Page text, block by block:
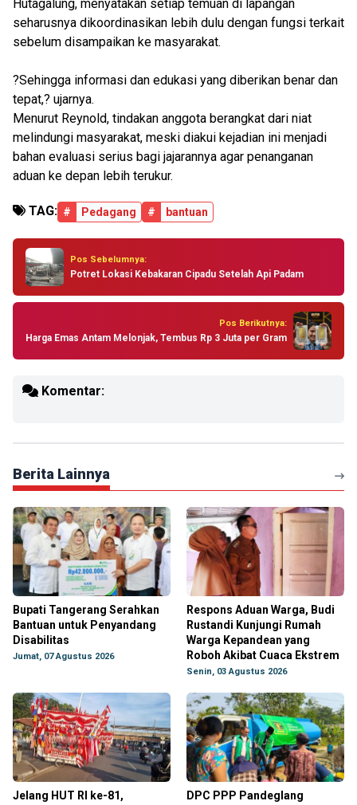
Hutagalung, menyatakan setiap temuan di lapangan
seharusnya dikoordinasikan lebih dulu dengan fungsi terkait
sebelum disampaikan ke masyarakat.
?Sehingga informasi dan edukasi yang diberikan benar dan
tepat,? ujarnya.
Menurut Reynold, tindakan anggota berangkat dari niat
melindungi masyarakat, meski diakui kejadian ini menjadi
bahan evaluasi serius bagi jajarannya agar penanganan
aduan ke depan lebih terukur.
TAG: # Pedagang # bantuan
Pos Sebelumnya:
Potret Lokasi Kebakaran Cipadu Setelah Api Padam
Pos Berikutnya:
Harga Emas Antam Melonjak, Tembus Rp 3 Juta per Gram
Komentar:
Berita Lainnya
Bupati Tangerang Serahkan
Bantuan untuk Penyandang
Disabilitas
Jumat, 07 Agustus 2026
Respons Aduan Warga, Budi
Rustandi Kunjungi Rumah
Warga Kepandean yang
Roboh Akibat Cuaca Ekstrem
Senin, 03 Agustus 2026
Jelang HUT RI ke-81,
DPC PPP Pandeglang